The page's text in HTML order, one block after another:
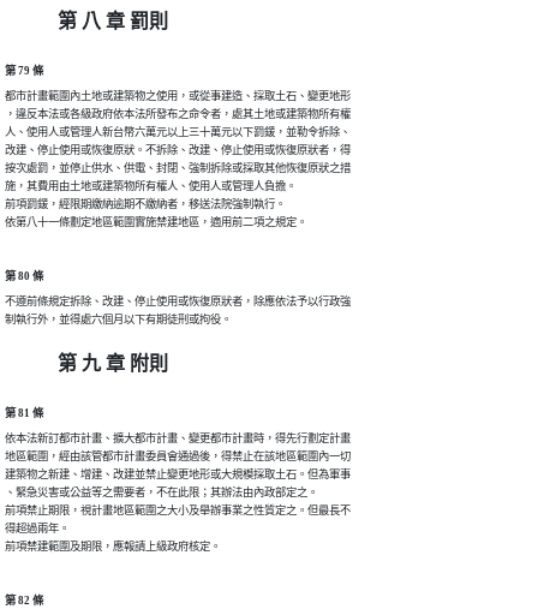
第 八 章 罰則
第 79 條
都市計畫範圍內土地或建築物之使用，或從事建造、採取土石、變更地形
，違反本法或各級政府依本法所發布之命令者，處其土地或建築物所有權
人、使用人或管理人新台幣六萬元以上三十萬元以下罰鍰，並勒令拆除、
改建、停止使用或恢復原狀。不拆除、改建、停止使用或恢復原狀者，得
按次處罰，並停止供水、供電、封閉、強制拆除或採取其他恢復原狀之措
施，其費用由土地或建築物所有權人、使用人或管理人負擔。
前項罰鍰，經限期繳納逾期不繳納者，移送法院強制執行。
依第八十一條劃定地區範圍實施禁建地區，適用前二項之規定。
第 80 條
不遵前條規定拆除、改建、停止使用或恢復原狀者，除應依法予以行政強
制執行外，並得處六個月以下有期徒刑或拘役。
第 九 章 附則
第 81 條
依本法新訂都市計畫、擴大都市計畫、變更都市計畫時，得先行劃定計畫
地區範圍，經由該管都市計畫委員會通過後，得禁止在該地區範圍內一切
建築物之新建、增建、改建並禁止變更地形或大規模採取土石。但為軍事
、緊急災害或公益等之需要者，不在此限；其辦法由內政部定之。
前項禁止期限，視計畫地區範圍之大小及舉辦事業之性質定之。但最長不
得超過兩年。
第 82 條